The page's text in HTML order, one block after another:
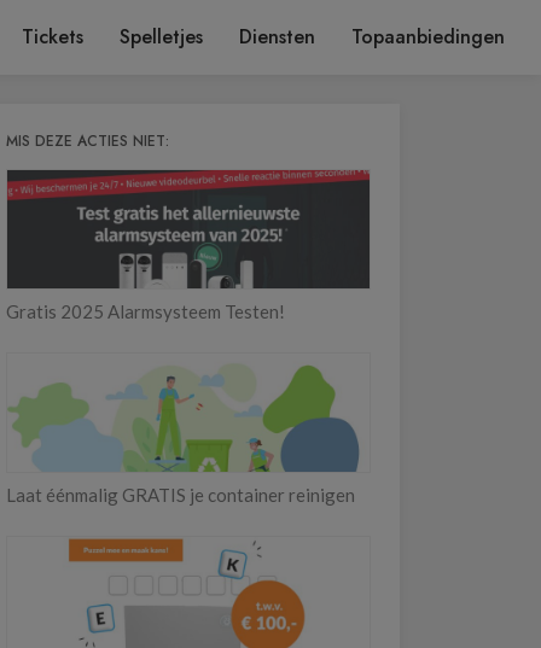
Tickets Spelletjes Diensten Topaanbiedingen
MIS DEZE ACTIES NIET:
Gratis 2025 Alarmsysteem Testen!
Laat éénmalig GRATIS je container reinigen